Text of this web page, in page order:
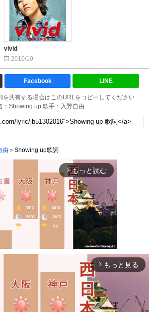
vivid
2010/10
Facebook LINE
を共有する場合はこのURLをコピーしてください
：Showing up 歌手：入野自由
由 Showing up歌詞
arrow_forward_ios もっと読む
Mute
arrow_forward_ios もっと見る